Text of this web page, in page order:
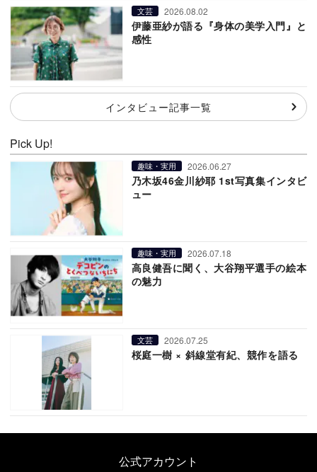
文芸 2026.08.02
伊藤亜紗が語る『身体の美学入門』と
感性
インタビュー記事一覧
Pick Up!
趣味・実用 2026.06.27
乃木坂46金川紗耶 1st写真集インタビ
ュー
趣味・実用 2026.07.18
高良健吾に聞く、大谷翔平選手の絵本
の魅力
文芸 2026.07.25
桜庭一樹 × 斜線堂有紀、競作を語る
公式アカウント